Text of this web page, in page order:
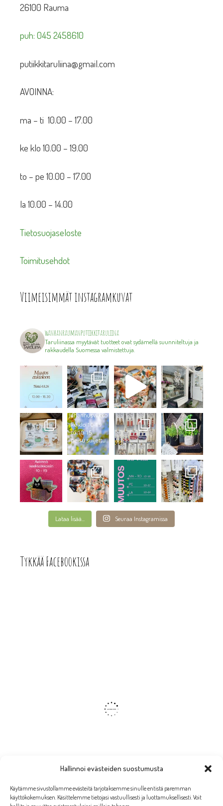
Hallinnoi evästeiden suostumusta
Käytämme sivustollamme evästeitä tarjotaksemme sinulle entistä paremman
käyttökokemuksen. Käsittelemme tietojasi vastuullisesti ja luottamuksellisesti. Voit
26100 Rauma
puh: 045 2458610
putiikkitaruliina@gmail.com
AVOINNA:
ma – ti 10.00 – 17.00
ke klo 10.00 – 19.00
to – pe 10.00 – 17.00
la 10.00 – 14.00
Tietosuojaseloste
Toimitusehdot
Viimeisimmät instagramkuvat
wanhanraumanputiikkitaruliina
Taruliinassa myytävät tuotteet ovat sydämellä suunniteltuja ja
rakkaudella Suomessa valmistettuja.
Lataa lisää... Seuraa Instagramissa
Tykkää Facebookissa